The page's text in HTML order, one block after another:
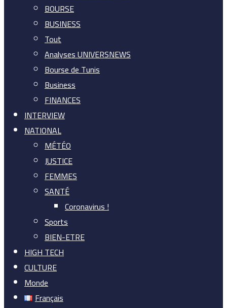
BOURSE
BUSINESS
Tout
Analyses UNIVERSNEWS
Bourse de Tunis
Business
FINANCES
INTERVIEW
NATIONAL
MÉTÉO
JUSTICE
FEMMES
SANTÉ
Coronavirus !
Sports
BIEN-ETRE
HIGH TECH
CULTURE
Monde
Français